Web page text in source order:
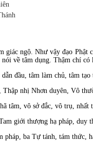
giác ngộ. Như vậy đạo
về tâm dụng. Thậm chí có
đầu, tâm làm chủ, tâm
nhị Nhơn duyên, Vô
tâm, vô sở đắc, vô trụ,
giới thượng hạ pháp, duy
pháp, ba Tự tánh, tám thức,